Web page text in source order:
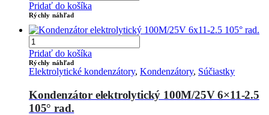
Pridať do košíka
Rýchly náhľad
Pridať do košíka
Rýchly náhľad
Elektrolytické kondenzátory, Kondenzátory, Súčiastky
Kondenzátor elektrolytický 100M/25V 6×11-2.5
105° rad.